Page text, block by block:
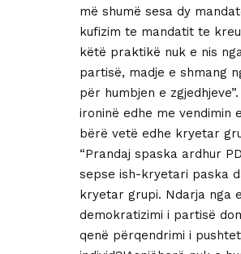
më shumë sesa dy
kufizim te mandatit te
këtë praktikë nuk e nis
partisë, madje e shmang
për humbjen e
ironinë edhe me vendimin
bërë vetë edhe kryetar
“Prandaj spaska ardhur
sepse ish-kryetari paska
kryetar grupi. Ndarja nga
demokratizimi i partisë
qenë përqendrimi i